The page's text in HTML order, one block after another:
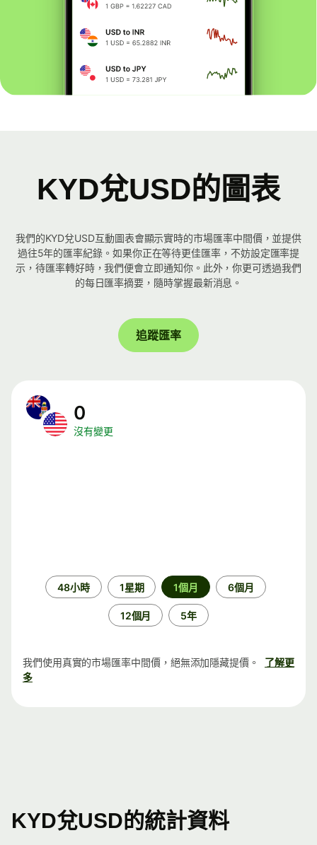
KYD兌USD的圖表
我們的KYD兌USD互動圖表會顯示實時的市場匯率中間價，並提供
過往5年的匯率紀錄。如果你正在等待更佳匯率，不妨設定匯率提
示，待匯率轉好時，我們便會立即通知你。此外，你更可透過我們
的每日匯率摘要，隨時掌握最新消息。
追蹤匯率
0
沒有變更
48小時 1星期 1個月 6個月
12個月 5年
我們使用真實的市場匯率中間價，絕無添加隱藏提價。
了解更
多
KYD兌USD的統計資料